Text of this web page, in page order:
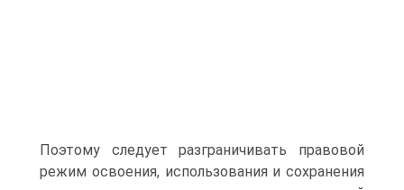
Поэтому следует разграничивать правовой
режим освоения, использования и сохранения